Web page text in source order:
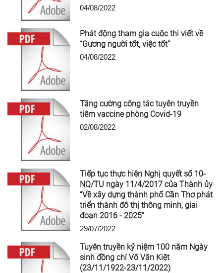
04/08/2022
Phát động tham gia cuộc thi viết về
“Gương người tốt, việc tốt”
04/08/2022
Tăng cường công tác tuyên truyền
tiêm vaccine phòng Covid-19
02/08/2022
Tiếp tục thực hiện Nghị quyết số 10-
NQ/TU ngày 11/4/2017 của Thành ủy
“Về xây dựng thành phố Cần Thơ phát
triển thành đô thị thông minh, giai
đoạn 2016 - 2025”
29/07/2022
Tuyên truyền kỷ niệm 100 năm Ngày
sinh đồng chí Võ Văn Kiệt
(23/11/1922-23/11/2022)